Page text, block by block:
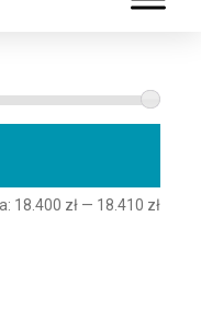
18.400 zł— 18.410 zł